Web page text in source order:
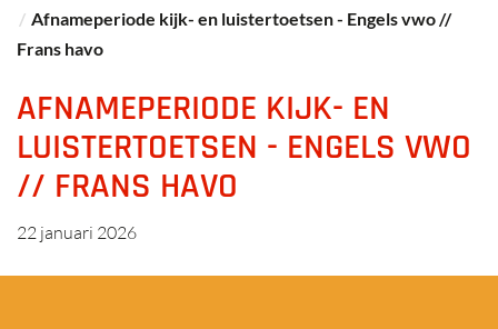
Afnameperiode kijk- en luistertoetsen - Engels vwo //
Frans havo
AFNAMEPERIODE KIJK- EN
LUISTERTOETSEN - ENGELS VWO
// FRANS HAVO
22 januari 2026